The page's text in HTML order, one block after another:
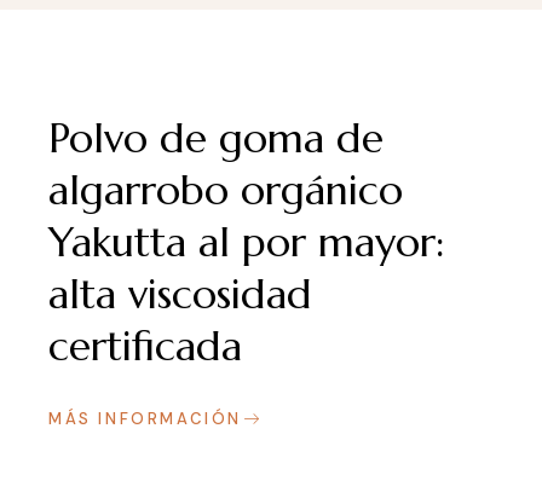
Polvo de goma de
algarrobo orgánico
Yakutta al por mayor:
alta viscosidad
certificada
MÁS INFORMACIÓN